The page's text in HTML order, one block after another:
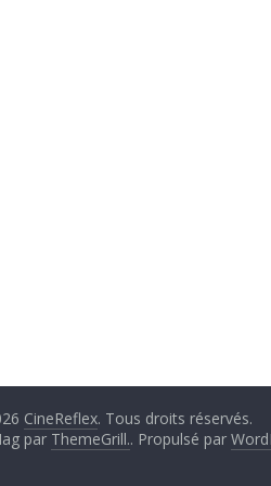
CineReflex. Tous droits réservés.
par ThemeGrill.. Propulsé par